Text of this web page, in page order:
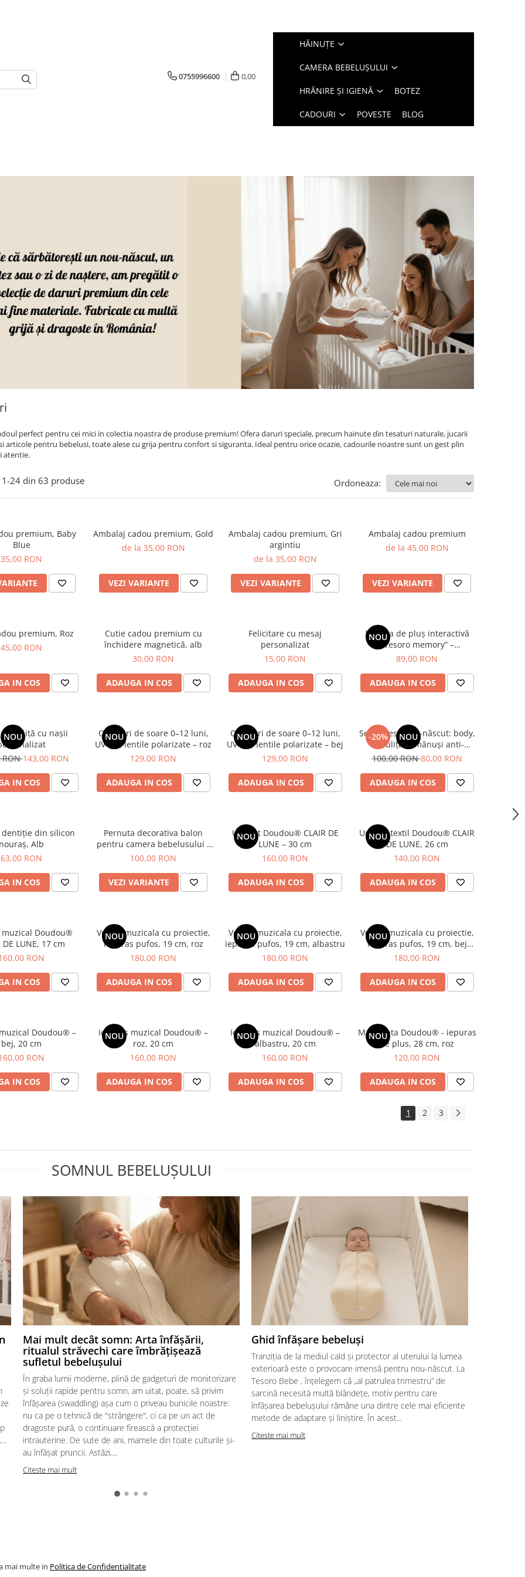
0755996600 0,00
HĂINUȚE
CAMERA BEBELUȘULUI
HRĂNIRE ȘI IGIENĂ BOTEZ
CADOURI POVESTE BLOG
perfect pentru cei mici in colectia noastra de produse premium! Ofera daruri speciale, precum hainute din tesaturi naturale, jucarii
articole pentru bebelusi, toate alese cu grija pentru confort si siguranta. Ideal pentru orice ocazie, cadourile noastre sunt un gest plin
atentie.
1-24 din 63 produse Ordoneaza:
premium, Baby
Blue
35,00 RON
Ambalaj cadou premium, Gold
de la 35,00 RON
VEZI VARIANTE
Ambalaj cadou premium, Gri
argintiu
de la 35,00 RON
VEZI VARIANTE
Ambalaj cadou premium
de la 45,00 RON
VEZI VARIANTE
premium, Roz
45,00 RON
IN COS
Cutie cadou premium cu
închidere magnetică, alb
30,00 RON
ADAUGA IN COS
Felicitare cu mesaj
personalizat
15,00 RON
ADAUGA IN COS
NOU
Bufnița de pluș interactivă
„Tesoro memory” –
Personalizabilă
89,00 RON
ADAUGA IN COS
NOUbăiță cu nașii
RON143,00 RON
IN COS
NOU
Ochelari de soare 0–12 luni,
UV400, lentile polarizate – roz
129,00 RON
ADAUGA IN COS
NOU
Ochelari de soare 0–12 luni,
UV400, lentile polarizate – bej
129,00 RON
ADAUGA IN COS
-20% NOU
Set 3 piese nou-născut: body,
căciuliță și mănuși anti-
zgârieturi, bumbac pointelle
100,00 RON80,00 RON
ADAUGA IN COS
dentiție din silicon
nouraș, Alb
63,00 RON
IN COS
Pernuta decorativa balon
pentru camera bebelusului -
Roz
100,00 RON
VEZI VARIANTE
NOU
Ursulet Doudou® CLAIR DE
LUNE – 30 cm
160,00 RON
ADAUGA IN COS
NOU
Ursulet textil Doudou® CLAIR
DE LUNE, 26 cm
140,00 RON
ADAUGA IN COS
Doudou®
DE LUNE, 17 cm
RON
IN COS
NOU
Veioza muzicala cu proiectie,
iepuras pufos, 19 cm, roz
180,00 RON
ADAUGA IN COS
NOU
Veioza muzicala cu proiectie,
iepuras pufos, 19 cm, albastru
180,00 RON
ADAUGA IN COS
NOU
Veioza muzicala cu proiectie,
iepuras pufos, 19 cm, bej
deschis
180,00 RON
ADAUGA IN COS
Doudou® –
bej, 20 cm
RON
IN COS
NOU
Iepuras muzical Doudou® –
roz, 20 cm
160,00 RON
ADAUGA IN COS
NOU
Iepuras muzical Doudou® –
albastru, 20 cm
160,00 RON
ADAUGA IN COS
NOU
Marioneta Doudou® - iepuras
de plus, 28 cm, roz
120,00 RON
ADAUGA IN COS
1 2 3
SOMNUL BEBELUȘULUI
Mai mult decât somn: Arta înfășării,
ritualul străvechi care îmbrățișează
sufletul bebelușului
În graba lumii moderne, plină de gadgeturi de monitorizare
și soluții rapide pentru somn, am uitat, poate, să privim
înfășarea (swaddling) așa cum o priveau bunicile noastre:
nu ca pe o tehnică de "strângere", ci ca pe un act de
dragoste pură, o continuare firească a protecției
intrauterine. De sute de ani, mamele din toate culturile și-
au înfășat pruncii. Astăzi,...
Citeste mai mult
Ghid înfășare bebeluşi
Tranziția de la mediul cald și protector al uterului la lumea
exterioară este o provocare imensă pentru nou-născut. La
Tesoro Bebe , înțelegem că „al patrulea trimestru” de
sarcină necesită multă blândețe, motiv pentru care
înfășarea bebelușului rămâne una dintre cele mai eficiente
metode de adaptare și liniștire. În acest...
Citeste mai mult
mai multe in Politica de Confidentialitate